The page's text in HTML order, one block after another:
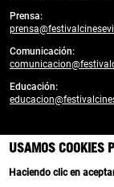
Prensa:
Comunicación:
Educación:
Desarrollado por:
Branding, diseño y
USAMOS COOKIES
Haciendo clic en